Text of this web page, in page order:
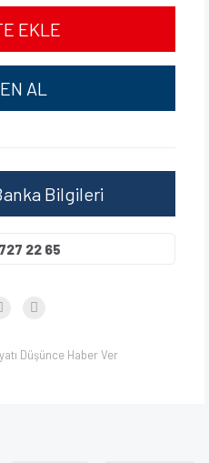
EKLE
AL
Bilgileri
22 65
Düşünce Haber Ver